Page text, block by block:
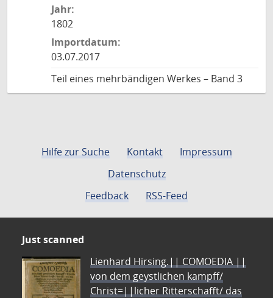
Jahr:
1802
Importdatum:
03.07.2017
Teil eines mehrbändigen Werkes – Band 3
Hilfe zur Suche Kontakt
Impressum
Datenschutz
Feedback
RSS-Feed
Just scanned
Lienhard Hirsing.|| COMOEDIA ||
von dem geystlichen kampff/
Christ=||licher Ritterschafft/ das